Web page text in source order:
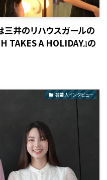
井のリハウスガールの
TAKES A HOLIDAY』の
芸能人インタビュー